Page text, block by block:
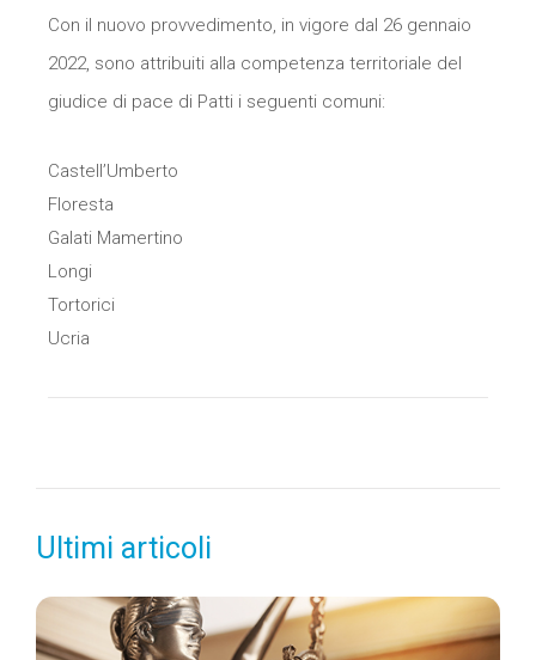
Con il nuovo provvedimento, in vigore dal 26 gennaio
2022, sono attribuiti alla competenza territoriale del
giudice di pace di Patti i seguenti comuni:
Castell’Umberto
Floresta
Galati Mamertino
Longi
Tortorici
Ucria
Ultimi articoli